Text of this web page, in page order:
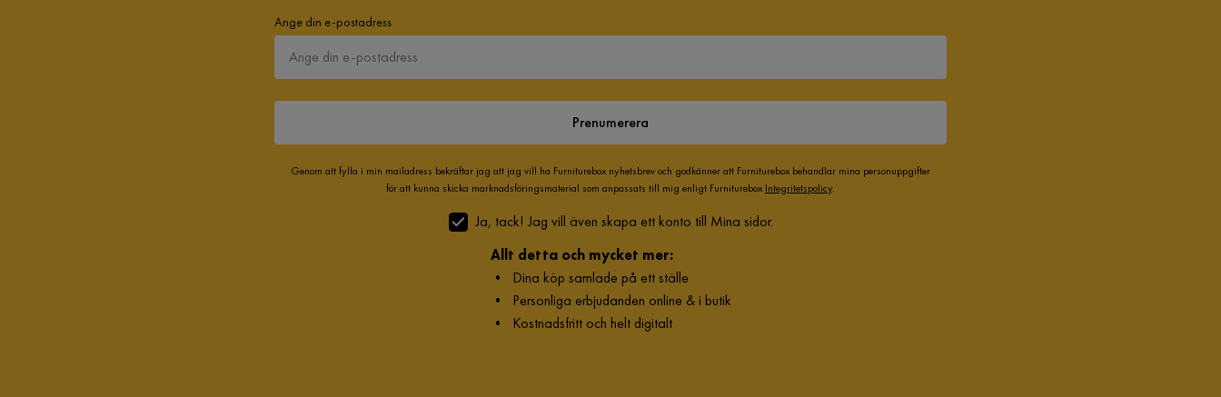
Ange din e-postadress
Prenumerera
Genom att fylla i min mailadress bekräftar jag att jag vill ha Furniturebox nyhetsbrev och godkänner att Furniturebox behandlar mina personuppgifter
för att kunna skicka marknadsföringsmaterial som anpassats till mig enligt Furniturebox Integritetspolicy.
Ja, tack! Jag vill även skapa ett konto till Mina sidor.
Allt detta och mycket mer:
• Dina köp samlade på ett ställe
• Personliga erbjudanden online & i butik
• Kostnadsfritt och helt digitalt